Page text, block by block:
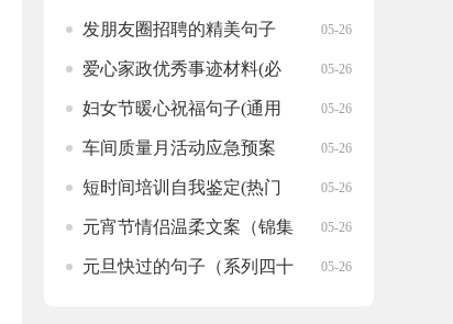
发朋友圈招聘的精美句子
05-26
爱心家政优秀事迹材料(必
05-26
妇女节暖心祝福句子(通用
05-26
车间质量月活动应急预案
05-26
短时间培训自我鉴定(热门
05-26
元宵节情侣温柔文案（锦集
05-26
元旦快过的句子（系列四十
05-26